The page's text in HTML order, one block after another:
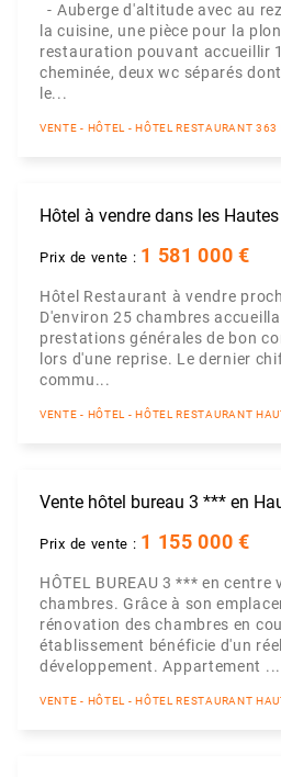
- Auberge d'altitude avec au
la cuisine, une pièce pour la
restauration pouvant accueillir
cheminée, deux wc séparés
le...
VENTE - HÔTEL - HÔTEL RESTAURANT 363
Hôtel à vendre dans les
Prix de vente : 1 581 000 €
Hôtel Restaurant à vendre
D'environ 25 chambres
prestations générales de bon
lors d'une reprise. Le dernier
commu...
VENTE - HÔTEL - HÔTEL RESTAURANT
Vente hôtel bureau 3 *** en
Prix de vente : 1 155 000 €
HÔTEL BUREAU 3 *** en centre
chambres. Grâce à son
rénovation des chambres en
établissement bénéficie d'un
développement. Appartement ...
VENTE - HÔTEL - HÔTEL RESTAURANT